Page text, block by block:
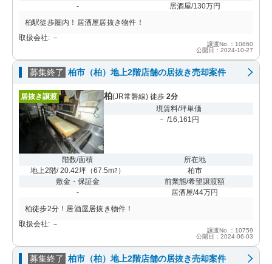
-
居酒屋/130万円
柏駅徒歩圏内！居酒屋居抜き物件！
取扱会社: －
譲渡No.：10860
公開日：2024-10-27
募集終了 柏市（柏）地上2階店舗の居抜き売却案件
居抜き譲渡 柏(JR常磐線) 徒歩 2分
現賃料/坪単価
－ /16,161円
階数/面積
地上2階/ 20.42坪（67.5m2 ）
所在地
柏市
敷金・保証金
-
前業態/希望譲渡額
居酒屋/44万円
柏徒歩2分！居酒屋居抜き物件！
取扱会社: －
譲渡No.：10759
公開日：2024-06-03
募集終了 柏市（柏）地上2階店舗の居抜き売却案件